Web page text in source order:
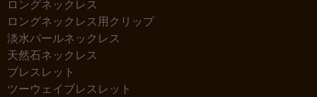
ロングネックレス
ロングネックレス用クリップ
淡水パールネックレス
天然石ネックレス
ブレスレット
ツーウェイブレスレット